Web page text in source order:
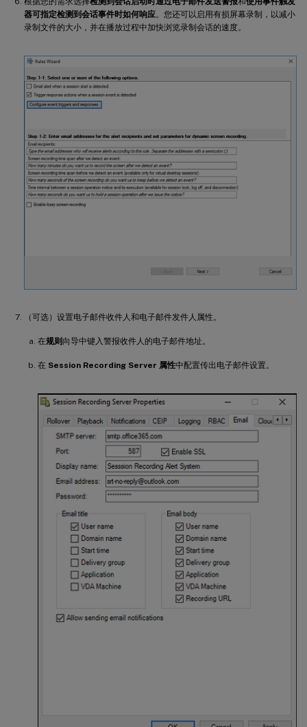
器可指定检测到会话事件时如何响应。您还可以启用有损屏幕录制，以减小
录制文件的大小，并在播放过程中加快浏览录制会话的速度。
（可选）设置电子邮件收件人和电子邮件发件人属性。
在规则 向导中键入警报收件人的电子邮件地址。
在 Session Recording Server 属性中配置传出电子邮件设置。